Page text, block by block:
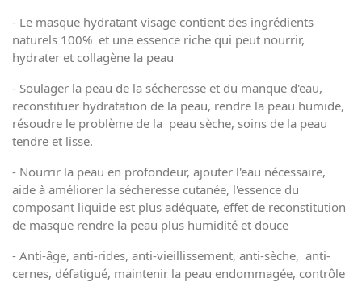
- Le masque hydratant visage contient des ingrédients
naturels 100% et une essence riche qui peut nourrir,
hydrater et collagène la peau
- Soulager la peau de la sécheresse et du manque d'eau,
reconstituer hydratation de la peau, rendre la peau humide,
résoudre le problème de la peau sèche, soins de la peau
tendre et lisse.
- Nourrir la peau en profondeur, ajouter l'eau nécessaire,
aide à améliorer la sécheresse cutanée, l'essence du
composant liquide est plus adéquate, effet de reconstitution
de masque rendre la peau plus humidité et douce
- Anti-âge, anti-rides, anti-vieillissement, anti-sèche, anti-
cernes, défatigué, maintenir la peau endommagée, contrôle